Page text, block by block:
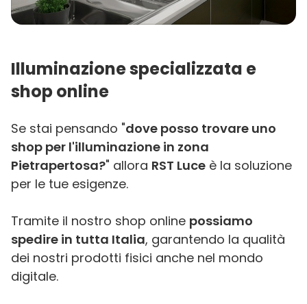
Illuminazione specializzata e
shop online
Se stai pensando "dove posso trovare uno
shop per l'illuminazione in zona
Pietrapertosa?" allora RST Luce è la soluzione
per le tue esigenze.
Tramite il nostro shop online possiamo
spedire in tutta Italia, garantendo la qualità
dei nostri prodotti fisici anche nel mondo
digitale.